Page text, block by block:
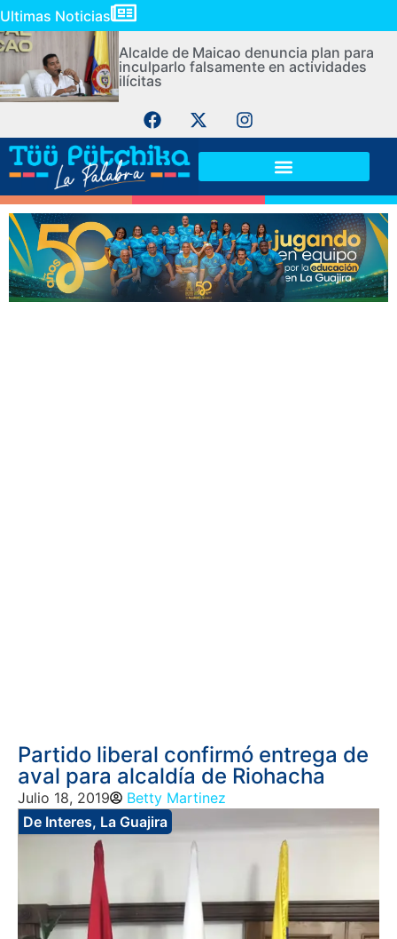
Ultimas Noticias
Alcalde de Maicao denuncia plan para
inculparlo falsamente en actividades
ilícitas
Partido liberal confirmó entrega de
aval para alcaldía de Riohacha
Julio 18, 2019
Betty Martinez
De Interes, La Guajira